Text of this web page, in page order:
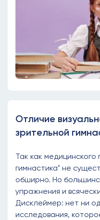
Отличие
зрительной
Так как медицинского
гимнастика" не
обширно. Но
упражнения и
Дисклеймер: нет ни
исследования,